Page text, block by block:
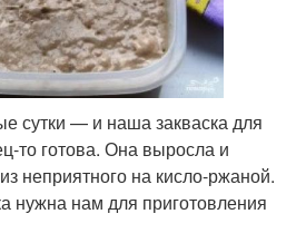
сутки — и наша закваска для
то готова. Она выросла и
неприятного на кисло-ржаной.
нужна нам для приготовления